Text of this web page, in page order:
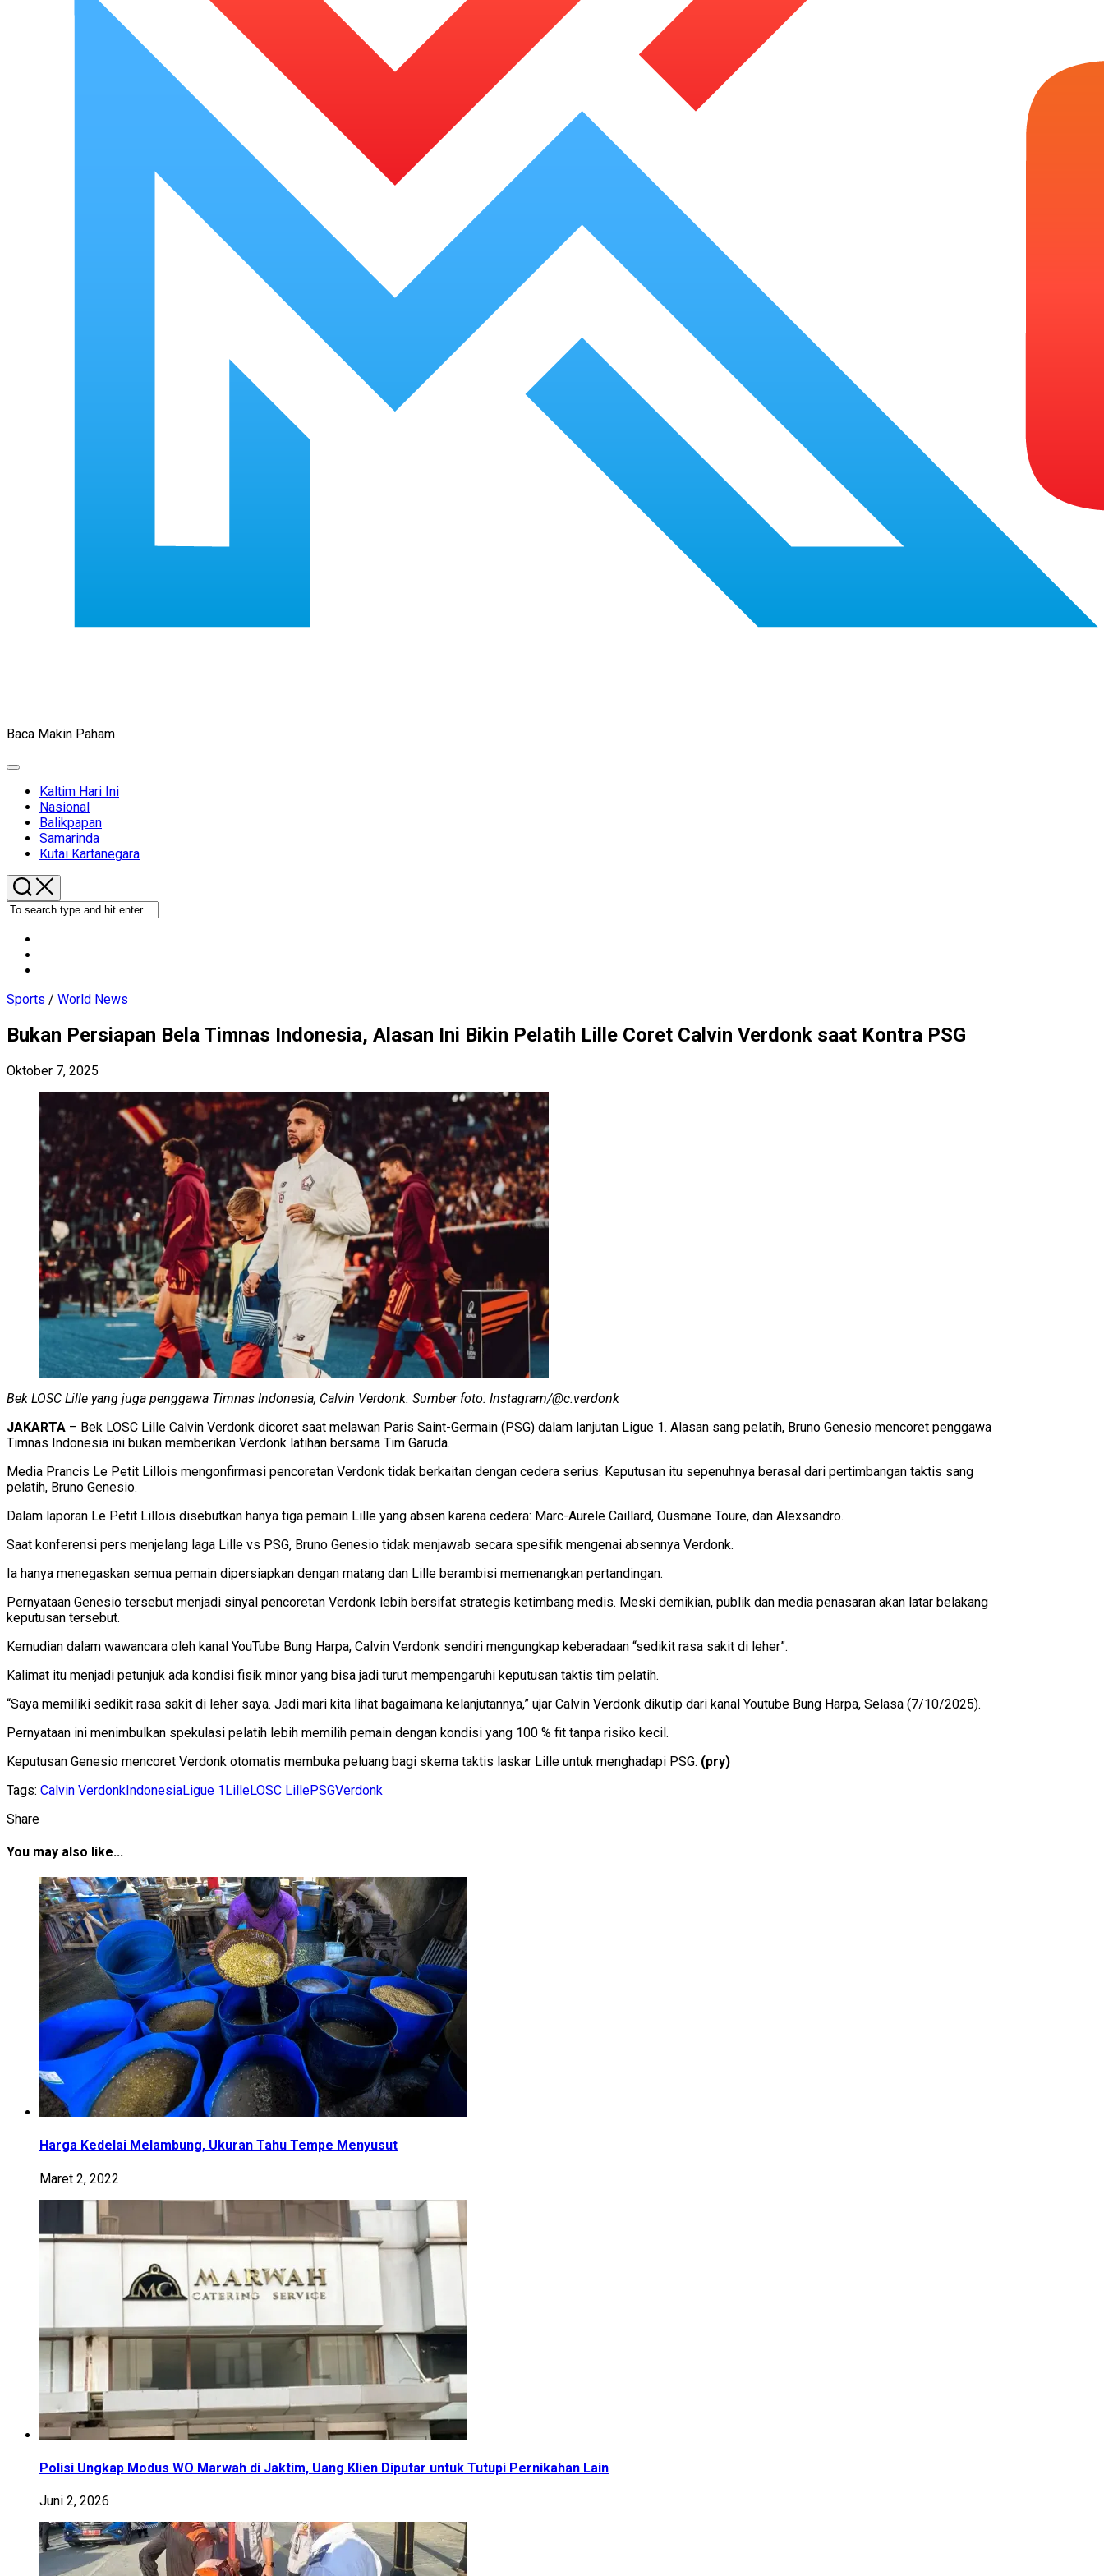
Baca Makin Paham
Expand
Kaltim Hari Ini
Nasional
Balikpapan
Samarinda
Kutai Kartanegara
Sports / World News
Bukan Persiapan Bela Timnas Indonesia, Alasan Ini Bikin Pelatih Lille Coret Calvin Verdonk saat Kontra PSG
Oktober 7, 2025
Bek LOSC Lille yang juga penggawa Timnas Indonesia, Calvin Verdonk. Sumber foto: Instagram/@c.verdonk
JAKARTA – Bek LOSC Lille Calvin Verdonk dicoret saat melawan Paris Saint-Germain (PSG) dalam lanjutan Ligue 1. Alasan sang pelatih, Bruno Genesio mencoret penggawa
Timnas Indonesia ini bukan memberikan Verdonk latihan bersama Tim Garuda.
Media Prancis Le Petit Lillois mengonfirmasi pencoretan Verdonk tidak berkaitan dengan cedera serius. Keputusan itu sepenuhnya berasal dari pertimbangan taktis sang
pelatih, Bruno Genesio.
Dalam laporan Le Petit Lillois disebutkan hanya tiga pemain Lille yang absen karena cedera: Marc-Aurele Caillard, Ousmane Toure, dan Alexsandro.
Saat konferensi pers menjelang laga Lille vs PSG, Bruno Genesio tidak menjawab secara spesifik mengenai absennya Verdonk.
Ia hanya menegaskan semua pemain dipersiapkan dengan matang dan Lille berambisi memenangkan pertandingan.
Pernyataan Genesio tersebut menjadi sinyal pencoretan Verdonk lebih bersifat strategis ketimbang medis. Meski demikian, publik dan media penasaran akan latar belakang
keputusan tersebut.
Kemudian dalam wawancara oleh kanal YouTube Bung Harpa, Calvin Verdonk sendiri mengungkap keberadaan “sedikit rasa sakit di leher”.
Kalimat itu menjadi petunjuk ada kondisi fisik minor yang bisa jadi turut mempengaruhi keputusan taktis tim pelatih.
“Saya memiliki sedikit rasa sakit di leher saya. Jadi mari kita lihat bagaimana kelanjutannya,” ujar Calvin Verdonk dikutip dari kanal Youtube Bung Harpa, Selasa (7/10/2025).
Pernyataan ini menimbulkan spekulasi pelatih lebih memilih pemain dengan kondisi yang 100 % fit tanpa risiko kecil.
Keputusan Genesio mencoret Verdonk otomatis membuka peluang bagi skema taktis laskar Lille untuk menghadapi PSG. (pry)
Tags: Calvin VerdonkIndonesiaLigue 1LilleLOSC LillePSGVerdonk
Share
You may also like...
Harga Kedelai Melambung, Ukuran Tahu Tempe Menyusut
Maret 2, 2022
Polisi Ungkap Modus WO Marwah di Jaktim, Uang Klien Diputar untuk Tutupi Pernikahan Lain
Juni 2, 2026